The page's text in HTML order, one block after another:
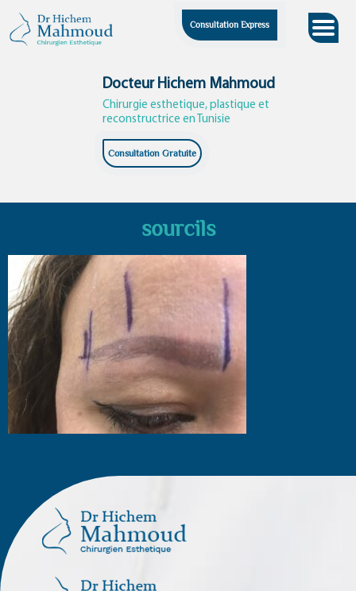
content
Consultation Express
Docteur Hichem Mahmoud
Chirurgie esthetique, plastique et
reconstructrice en Tunisie
Consultation Gratuite
sourcils